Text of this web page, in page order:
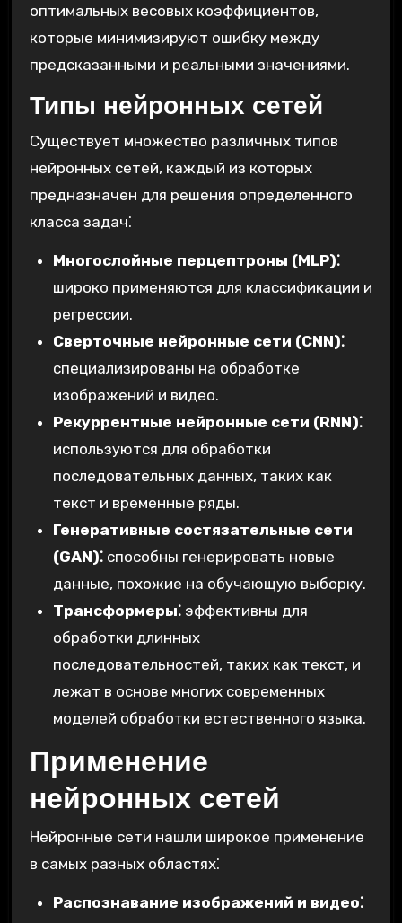
оптимальных весовых коэффициентов,
которые минимизируют ошибку между
предсказанными и реальными значениями.
Типы нейронных сетей
Существует множество различных типов
нейронных сетей, каждый из которых
предназначен для решения определенного
класса задач⁚
Многослойные перцептроны (MLP)⁚
широко применяются для классификации и
регрессии.
Сверточные нейронные сети (CNN)⁚
специализированы на обработке
изображений и видео.
Рекуррентные нейронные сети (RNN)⁚
используются для обработки
последовательных данных, таких как
текст и временные ряды.
Генеративные состязательные сети
(GAN)⁚способны генерировать новые
данные, похожие на обучающую выборку.
Трансформеры⁚эффективны для
обработки длинных
последовательностей, таких как текст, и
лежат в основе многих современных
моделей обработки естественного языка.
Применение
нейронных сетей
Нейронные сети нашли широкое применение
в самых разных областях⁚
Распознавание изображений и видео⁚